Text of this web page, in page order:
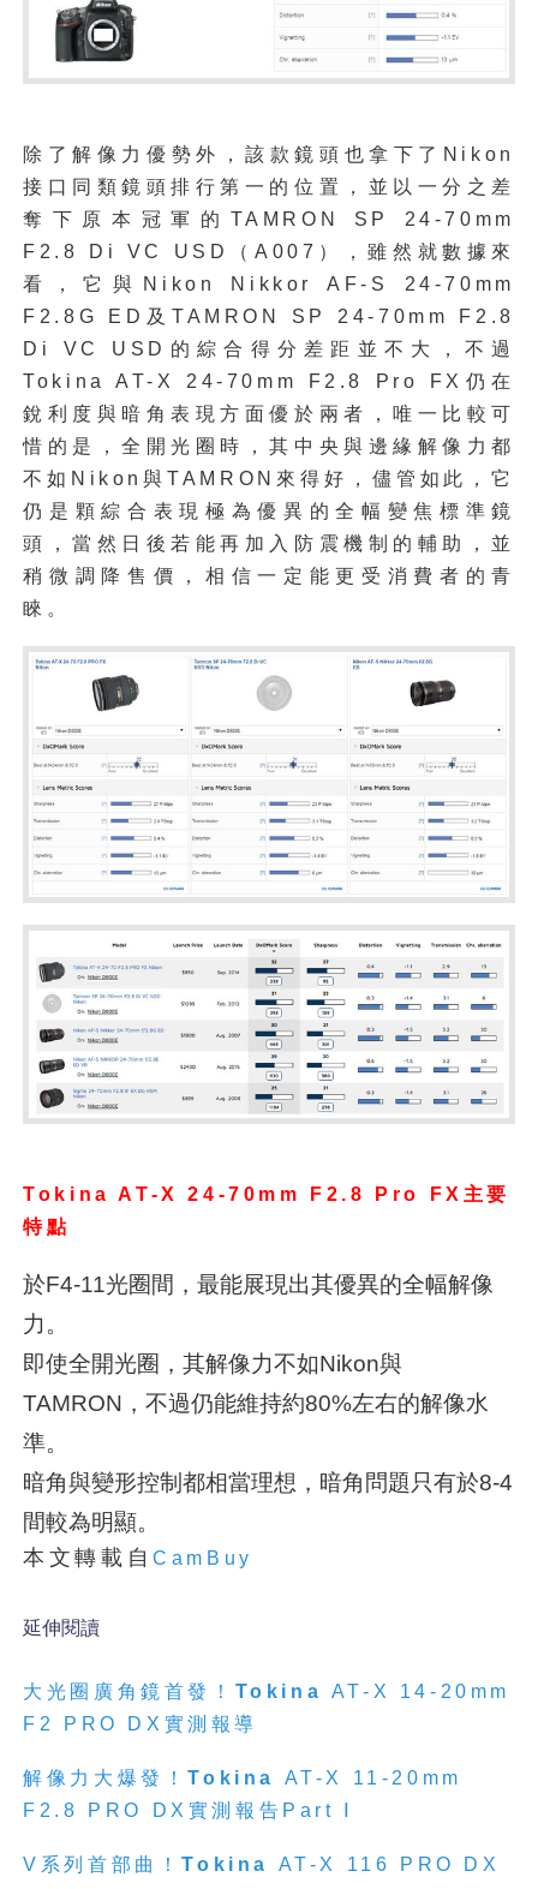
除了解像力優勢外，該款鏡頭也拿下了Nikon
接口同類鏡頭排行第一的位置，並以一分之差
奪下原本冠軍的TAMRON SP 24-70mm
F2.8 Di VC USD（A007），雖然就數據來
看，它與Nikon Nikkor AF-S 24-70mm
F2.8G ED及TAMRON SP 24-70mm F2.8
Di VC USD的綜合得分差距並不大，不過
Tokina AT-X 24-70mm F2.8 Pro FX仍在
銳利度與暗角表現方面優於兩者，唯一比較可
惜的是，全開光圈時，其中央與邊緣解像力都
不如Nikon與TAMRON來得好，儘管如此，它
仍是顆綜合表現極為優異的全幅變焦標準鏡
頭，當然日後若能再加入防震機制的輔助，並
稍微調降售價，相信一定能更受消費者的青
睞。
Tokina AT-X 24-70mm F2.8 Pro FX主要
特點
於F4-11光圈間，最能展現出其優異的全幅解像
力。
即使全開光圈，其解像力不如Nikon與
TAMRON，不過仍能維持約80%左右的解像水
準。
暗角與變形控制都相當理想，暗角問題只有於8-4
間較為明顯。
本文轉載自CamBuy
延伸閱讀
大光圈廣角鏡首發！ Tokina
AT-X 14-20mm
F2 PRO DX實測報導
解像力大爆發！Tokina
AT-X 11-20mm
F2.8 PRO DX實測報告Part Ⅰ
V系列首部曲！Tokina
AT-X 116 PRO DX